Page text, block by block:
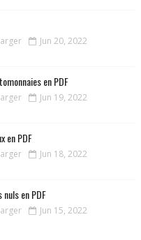
Jun 20, 2022
en PDF
Jun 19, 2022
en PDF
Jun 18, 2022
en PDF
Jun 15, 2022